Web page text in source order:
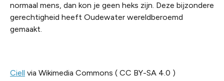
normaal mens, dan kon je geen heks zijn. Deze bijzondere
gerechtigheid heeft Oudewater wereldberoemd
gemaakt.
Ciell via Wikimedia Commons ( CC BY-SA 4.0 )